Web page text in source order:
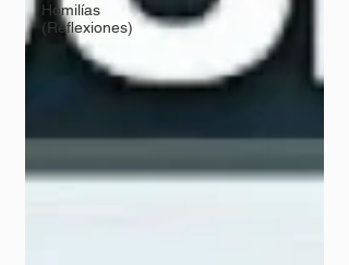
Homilías
(Reflexiones)